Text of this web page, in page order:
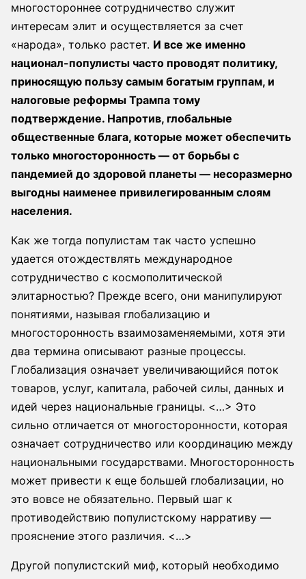
многостороннее сотрудничество служит
интересам элит и осуществляется за счет
«народа», только растет. И все же именно
национал-популисты часто проводят политику,
приносящую пользу самым богатым группам, и
налоговые реформы Трампа тому
подтверждение. Напротив, глобальные
общественные блага, которые может обеспечить
только многосторонность — от борьбы с
пандемией до здоровой планеты — несоразмерно
выгодны наименее привилегированным слоям
населения.
Как же тогда популистам так часто успешно
удается отождествлять международное
сотрудничество с космополитической
элитарностью? Прежде всего, они манипулируют
понятиями, называя глобализацию и
многосторонность взаимозаменяемыми, хотя эти
два термина описывают разные процессы.
Глобализация означает увеличивающийся поток
товаров, услуг, капитала, рабочей силы, данных и
идей через национальные границы. <…> Это
сильно отличается от многосторонности, которая
означает сотрудничество или координацию между
национальными государствами. Многосторонность
может привести к еще большей глобализации, но
это вовсе не обязательно. Первый шаг к
противодействию популистскому нарративу —
прояснение этого различия. <…>
Другой популистский миф, который необходимо